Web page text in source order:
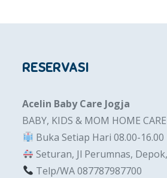
RESERVASI
Acelin Baby Care Jogja
BABY, KIDS & MOM HOME CARE
Buka Setiap Hari 08.00-16.00
Seturan, Jl Perumnas,
Telp/WA 087787987700